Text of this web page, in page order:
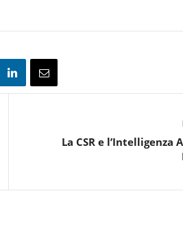
La CSR e l’Intelligenza